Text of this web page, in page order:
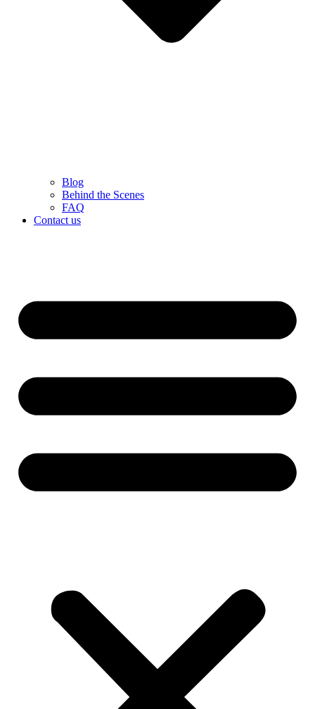
Blog
Behind the Scenes
FAQ
Contact us